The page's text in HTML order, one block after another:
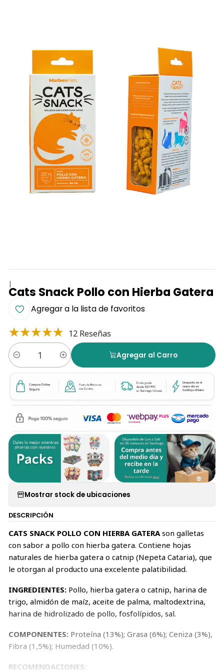
|
Cats Snack Pollo con Hierba Gatera
Agregar a la lista de favoritos
12 Reseñas
Cantidad
Agregar al Carro
Mostrar stock de ubicaciones
DESCRIPCIÓN
CATS SNACK POLLO CON HIERBA GATERAson galletas
con sabor a pollo con hierba gatera. Contiene hojas
naturales de hierba gatera o catnip (Nepeta Cataria), que
le otorgan al producto una excelente palatibilidad.
INGREDIENTES: Pollo, hierba gatera o catnip, harina de
trigo, almidón de maíz, aceite de palma, maltodextrina,
harina de hidrolizado de pollo, fosfolípidos, sal.
COMPONENTES: Proteína (13%); Grasa (6%); Ceniza (3%),
Fibra (1,5%); Humedad (10%).
RECOMENDACIONES: